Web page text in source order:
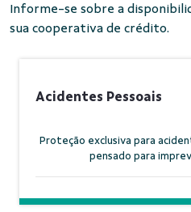
Informe-se sobre a
sua cooperativa de crédito.
Acidentes Pessoais
Proteção exclusiva para
pensado para